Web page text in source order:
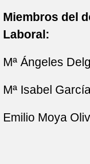
Miembros del
Laboral:
Mª Ángeles
Mª Isabel
Emilio Moya